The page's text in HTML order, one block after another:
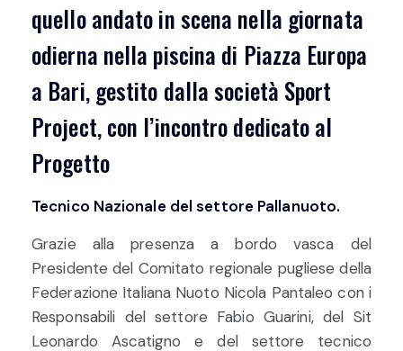
quello andato in scena nella giornata
odierna nella piscina di Piazza Europa
a Bari, gestito dalla società Sport
Project, con l’incontro dedicato al
Progetto
Tecnico Nazionale del settore Pallanuoto.
Grazie alla presenza a bordo vasca del
Presidente del Comitato regionale pugliese della
Federazione Italiana Nuoto Nicola Pantaleo con i
Responsabili del settore Fabio Guarini, del Sit
Leonardo Ascatigno e del settore tecnico